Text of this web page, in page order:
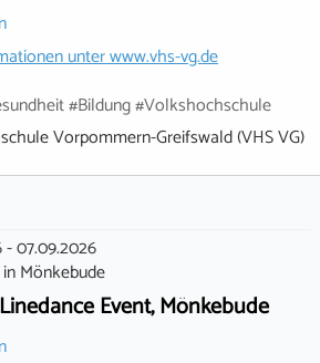
unterwww.vhs-vg.de
#Bildung #Volkshochschule
Vorpommern-Greifswald (VHS VG)
-07.09.2026
inMönkebude
Event, Mönkebude